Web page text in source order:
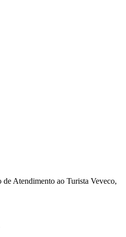
de Atendimento ao Turista Veveco,